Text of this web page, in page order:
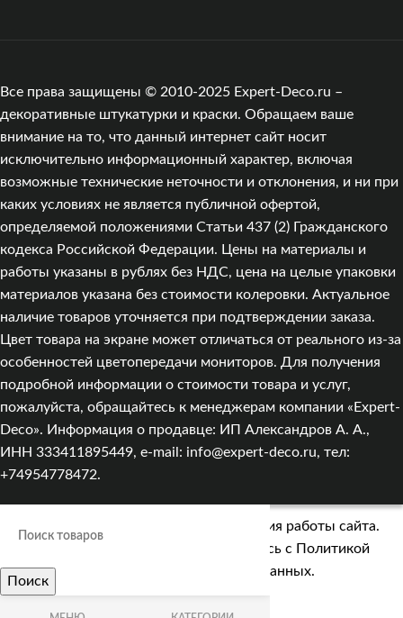
Все права защищены © 2010-2025 Expert-Deco.ru –
декоративные штукатурки и краски. Обращаем ваше
внимание на то, что данный интернет сайт носит
исключительно информационный характер, включая
возможные технические неточности и отклонения, и ни при
каких условиях не является публичной офертой,
определяемой положениями Статьи 437 (2) Гражданского
кодекса Российской Федерации. Цены на материалы и
работы указаны в рублях без НДС, цена на целые упаковки
материалов указана без стоимости колеровки. Актуальное
наличие товаров уточняется при подтверждении заказа.
Цвет товара на экране может отличаться от реального из‑за
особенностей цветопередачи мониторов. Для получения
подробной информации о стоимости товара и услуг,
пожалуйста, обращайтесь к менеджерам компании «Expert-
Deco». Информация о продавце: ИП Александров А. А.,
ИНН 333411895449, e-mail: info@expert-deco.ru, тел:
+74954778472.
Поиск
Мы используем cookies для улучшения работы сайта.
Оставаясь на сайте, вы соглашаетесь с Политикой
обработки персональных данных.
Больше информации ПРИНЯТЬ